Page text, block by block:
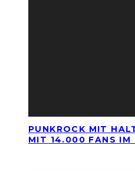
PUNKROCK MIT
MIT 14.000 FANS IM